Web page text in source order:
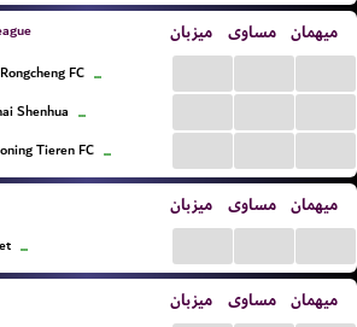
میزبان مساوی میهمان
...
Shenhua ...
Tieren FC ...
میزبان مساوی میهمان
...
میزبان مساوی میهمان